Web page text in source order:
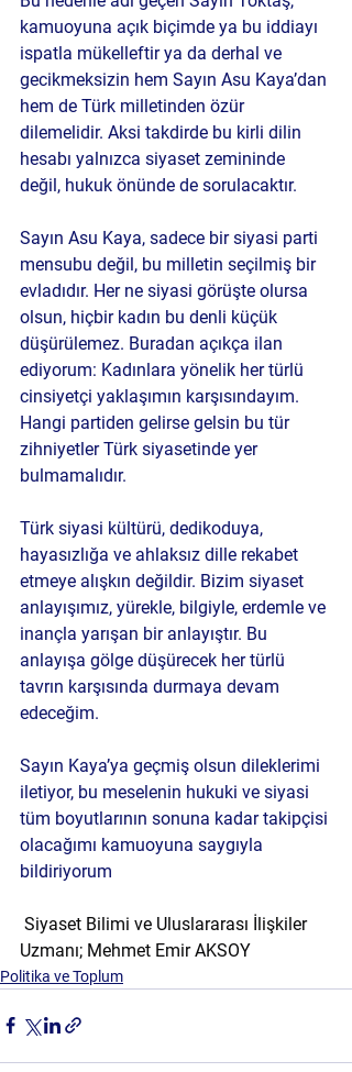
kamuoyuna açık biçimde ya bu iddiayı
ispatla mükelleftir ya da derhal ve
gecikmeksizin hem Sayın Asu Kaya’dan
hem de Türk milletinden özür
dilemelidir. Aksi takdirde bu kirli dilin
hesabı yalnızca siyaset zemininde
değil, hukuk önünde de sorulacaktır.
Sayın Asu Kaya, sadece bir siyasi parti
mensubu değil, bu milletin seçilmiş bir
evladıdır. Her ne siyasi görüşte olursa
olsun, hiçbir kadın bu denli küçük
düşürülemez. Buradan açıkça ilan
ediyorum: Kadınlara yönelik her türlü
cinsiyetçi yaklaşımın karşısındayım.
Hangi partiden gelirse gelsin bu tür
zihniyetler Türk siyasetinde yer
bulmamalıdır.
Türk siyasi kültürü, dedikoduya,
hayasızlığa ve ahlaksız dille rekabet
etmeye alışkın değildir. Bizim siyaset
anlayışımız, yürekle, bilgiyle, erdemle ve
inançla yarışan bir anlayıştır. Bu
anlayışa gölge düşürecek her türlü
tavrın karşısında durmaya devam
edeceğim.
Sayın Kaya’ya geçmiş olsun dileklerimi
iletiyor, bu meselenin hukuki ve siyasi
tüm boyutlarının sonuna kadar takipçisi
olacağımı kamuoyuna saygıyla
bildiriyorum
Siyaset Bilimi ve Uluslararası İlişkiler
Uzmanı; Mehmet Emir AKSOY
Politika ve Toplum